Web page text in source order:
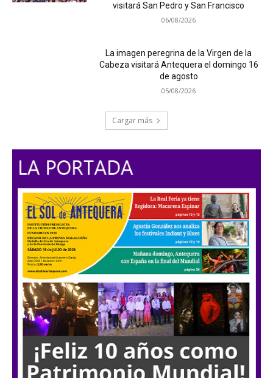
visitará San Pedro y San Francisco
06/08/2026
La imagen peregrina de la Virgen de la
Cabeza visitará Antequera el domingo 16
de agosto
05/08/2026
Cargar más